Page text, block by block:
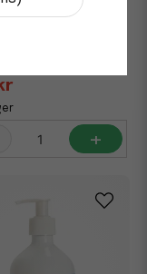
Abena 30my Blå
+